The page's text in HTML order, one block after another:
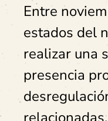
Entre
estados del
realizar una
presencia